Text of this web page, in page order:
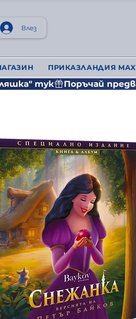
Влез
ПРИКАЗЛАНДИЯ MAX
тук